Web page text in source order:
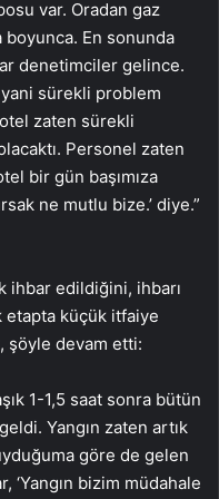
var. Oradan gaz
boyunca. En sonunda
denetimciler gelince.
yani sürekli problem
otel zaten sürekli
Personel zaten
bir gün başımıza
ne mutlu bize.’ diye.”
ihbar edildiğini, ihbarı
etapta küçük itfaiye
şöyle devam etti:
1-1,5 saat sonra bütün
Yangın zaten artık
göre de gelen
‘Yangın bizim müdahale